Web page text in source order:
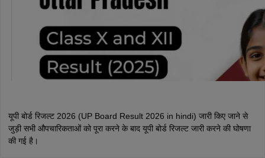
यूपी बोर्ड रिजल्ट 2026 (UP Board Result 2026 in hindi) जारी किए जाने से
जुड़ी सभी औपचारिकताओं को पूरा करने के बाद यूपी बोर्ड रिजल्ट जारी करने की घोषणा
की गई है।